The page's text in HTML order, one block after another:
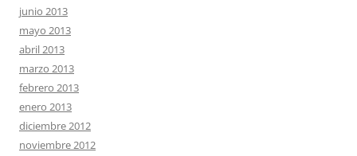
junio 2013
mayo 2013
abril 2013
marzo 2013
febrero 2013
enero 2013
diciembre 2012
noviembre 2012